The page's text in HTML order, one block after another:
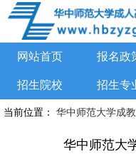
网站首页 报名政
招生院校 招生专
当前位置： 华中师范大学成教
华中师范大